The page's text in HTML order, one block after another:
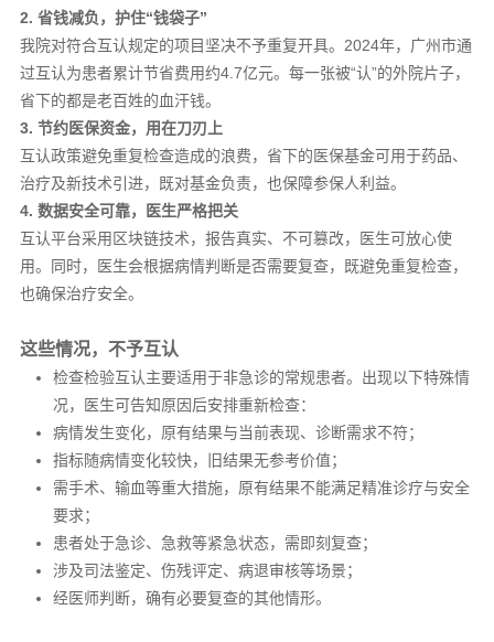
2. 省钱减负，护住“钱袋子”
我院对符合互认规定的项目坚决不予重复开具。2024年，广州市通
过互认为患者累计节省费用约4.7亿元。每一张被“认”的外院片子，
省下的都是老百姓的血汗钱。
3. 节约医保资金，用在刀刃上
互认政策避免重复检查造成的浪费，省下的医保基金可用于药品、
治疗及新技术引进，既对基金负责，也保障参保人利益。
4. 数据安全可靠，医生严格把关
互认平台采用区块链技术，报告真实、不可篡改，医生可放心使
用。同时，医生会根据病情判断是否需要复查，既避免重复检查，
也确保治疗安全。
这些情况，不予互认
检查检验互认主要适用于非急诊的常规患者。出现以下特殊情
况，医生可告知原因后安排重新检查：
病情发生变化，原有结果与当前表现、诊断需求不符；
指标随病情变化较快，旧结果无参考价值；
需手术、输血等重大措施，原有结果不能满足精准诊疗与安全
要求；
患者处于急诊、急救等紧急状态，需即刻复查；
涉及司法鉴定、伤残评定、病退审核等场景；
经医师判断，确有必要复查的其他情形。